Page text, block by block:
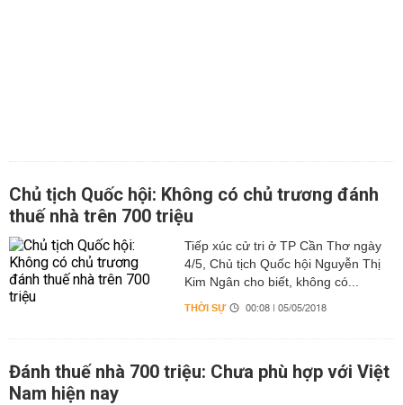
Chủ tịch Quốc hội: Không có chủ trương đánh
thuế nhà trên 700 triệu
Tiếp xúc cử tri ở TP Cần Thơ ngày
4/5, Chủ tịch Quốc hội Nguyễn Thị
Kim Ngân cho biết, không có...
THỜI SỰ 00:08 | 05/05/2018
Đánh thuế nhà 700 triệu: Chưa phù hợp với Việt
Nam hiện nay